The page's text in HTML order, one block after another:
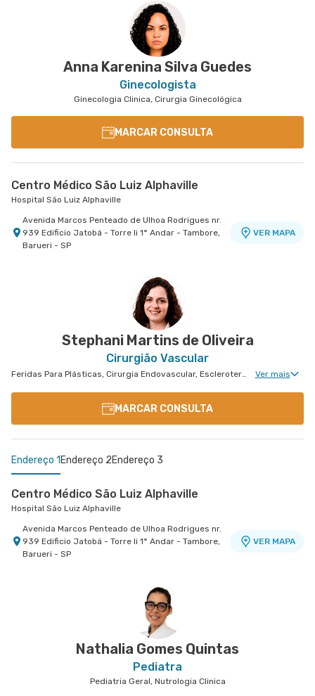
Anna Karenina Silva Guedes
Ginecologista
Ginecologia Clinica, Cirurgia Ginecológica
MARCAR CONSULTA
Centro Médico São Luiz Alphaville
Hospital São Luiz Alphaville
Avenida Marcos Penteado de Ulhoa Rodrigues nr.
939 Edificio Jatobá - Torre Ii 1° Andar - Tambore,
Barueri - SP
VER MAPA
Stephani Martins de Oliveira
Cirurgião Vascular
Feridas Para Plásticas, Cirurgia Endovascular, Escleroterapia, Hematologia Clinica, Angiologia Clinica, Cirurgia Vascular Para Acessos Vasculares, Miomatose Uterina(Miomas), Cirurgia Vascular Para Colocação de Cateter Ver mais
MARCAR CONSULTA
Endereço 1 Endereço 2Endereço 3
Centro Médico São Luiz Alphaville
Hospital São Luiz Alphaville
Avenida Marcos Penteado de Ulhoa Rodrigues nr.
939 Edificio Jatobá - Torre Ii 1° Andar - Tambore,
Barueri - SP
VER MAPA
Rua Virginia Crivilari nr. 334 - Centro, Osasco -
Rua Das Perobas nr. 344 - Jardim Oriental
Nathalia Gomes Quintas
Pediatra
Pediatria Geral, Nutrologia Clinica